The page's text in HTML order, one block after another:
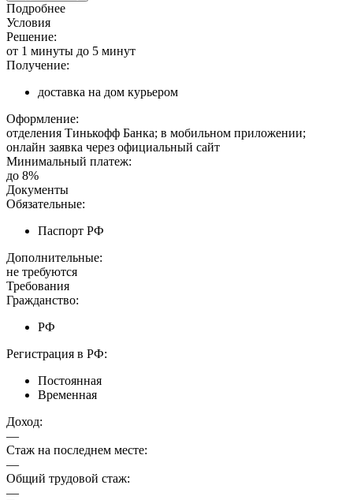
Подробнее
Условия
Решение:
от 1 минуты до 5 минут
Получение:
доставка на дом курьером
Оформление:
отделения Тинькофф Банка; в мобильном приложении;
онлайн заявка через официальный сайт
Минимальный платеж:
до 8%
Документы
Обязательные:
Паспорт РФ
Дополнительные:
не требуются
Требования
Гражданство:
РФ
Регистрация в РФ:
Постоянная
Временная
Доход:
—
Стаж на последнем месте:
—
Общий трудовой стаж:
—